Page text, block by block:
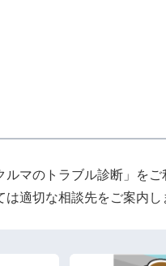
マのトラブル診断」をご
適切な相談先をご案内し